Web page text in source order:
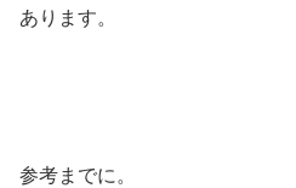
あります。
参考までに。